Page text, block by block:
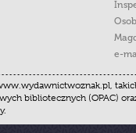
e-
bibliotecznych (OPAC)